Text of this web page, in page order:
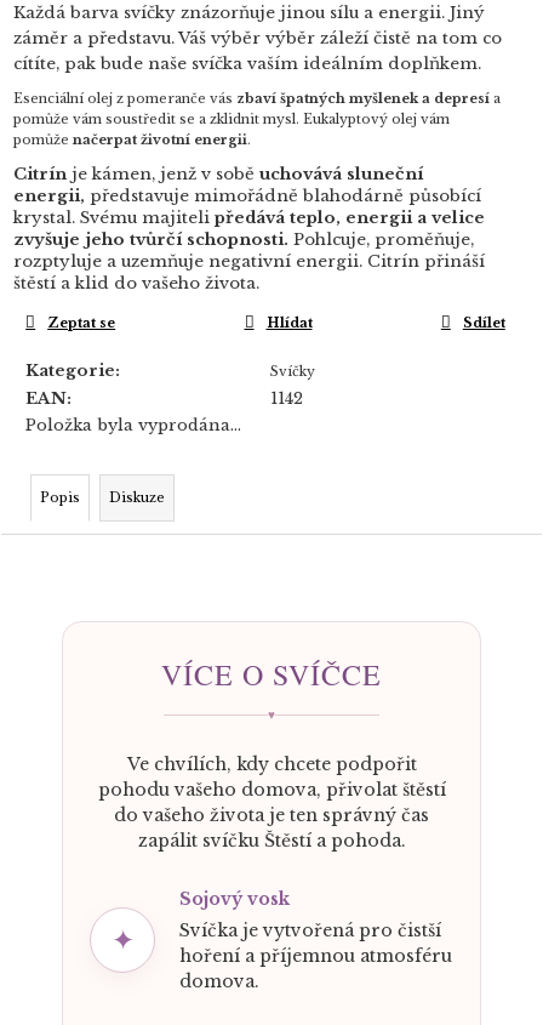
Každá barva svíčky znázorňuje jinou sílu a energii. Jiný
záměr a představu. Váš výběr výběr záleží čistě na tom co
cítíte, pak bude naše svíčka vaším ideálním doplňkem.
Esenciální olej z pomeranče vás zbaví špatných myšlenek a depresí a
pomůže vám soustředit se a zklidnit mysl. Eukalyptový olej vám
pomůženačerpat životní energii.
Citrín je kámen, jenž v soběuchovává sluneční
energii, představuje mimořádně blahodárně působící
krystal. Svému majitelipředává teplo, energii a velice
zvyšuje jeho tvůrčí schopnosti. Pohlcuje, proměňuje,
rozptyluje a uzemňuje negativní energii. Citrín přináší
štěstí a klid do vašeho života.
Kategorie: Svíčky
EAN:
1142
Položka byla vyprodána…
Zeptat se Hlídat Sdílet
Popis Diskuze
VÍCE O SVÍČCE
♥
Ve chvílích, kdy chcete podpořit
pohodu vašeho domova, přivolat štěstí
do vašeho života je ten správný čas
zapálit svíčku Štěstí a pohoda.
✦
Sojový vosk
Svíčka je vytvořená pro čistší
hoření a příjemnou atmosféru
domova.